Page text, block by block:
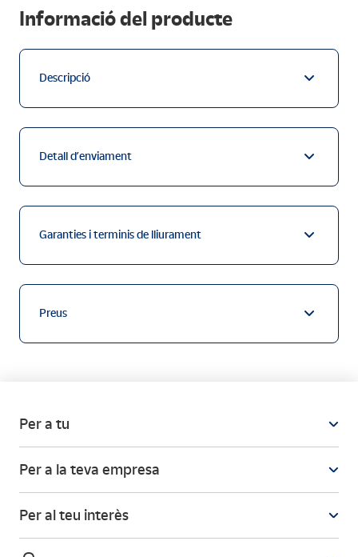
Informació del producte
Descripció
Detall d’enviament
Garanties i terminis de lliurament
Preus
Per a tu
Per a la teva empresa
Per al teu interès